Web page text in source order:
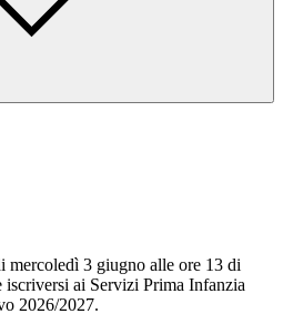
mercoledì 3 giugno alle ore 13 di
ai Servizi Prima Infanzia
2026/2027.